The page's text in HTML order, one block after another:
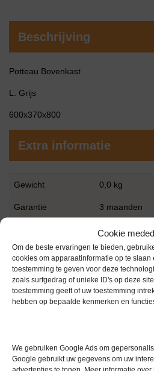
Cookie
Om de beste ervaringen te bieden,
cookies om apparaatinformatie op te slaan
toestemming te geven voor deze
zoals surfgedrag of unieke ID's op deze
toestemming geeft of uw toestemming
hebben op bepaalde kenmerken en
We gebruiken Google Ads om
Google gebruikt uw gegevens om uw
Beschrijving
Potteau Bovenkast
L. Grijs
600x370x800
Extra informatie
Gewicht 0,0 kg
Garantie 3 maanden
Gebruikt in
Merk Potteau